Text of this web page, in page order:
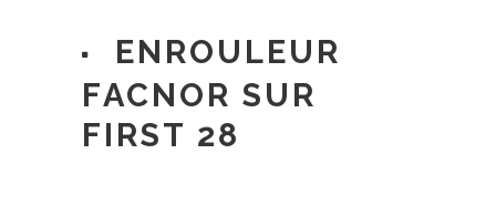
ENROULEUR
FACNOR SUR
FIRST 28